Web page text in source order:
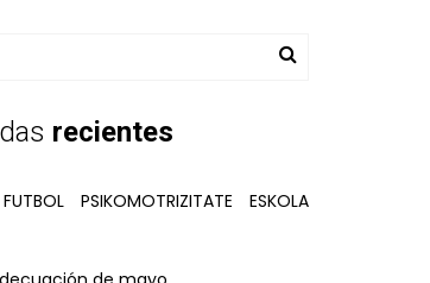
recientes
PSIKOMOTRIZITATE ESKOLA